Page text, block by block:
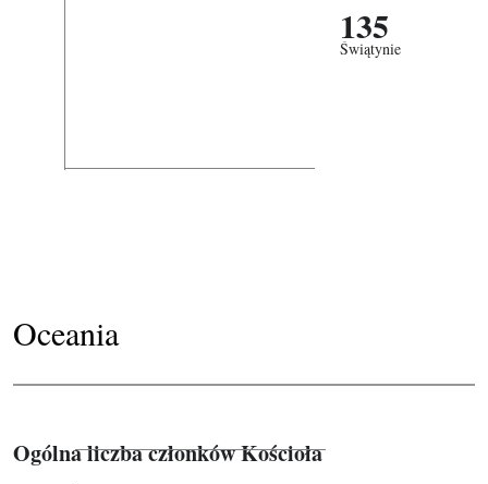
135
Świątynie
Oceania
Ogólna liczba członków Kościoła